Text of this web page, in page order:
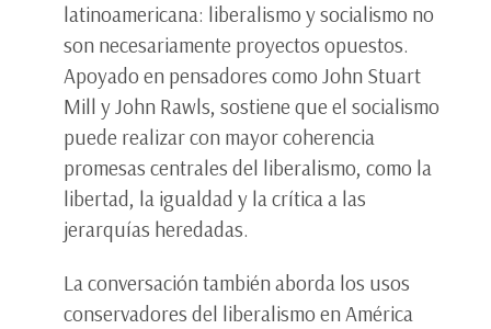
latinoamericana: liberalismo y socialismo no
son necesariamente proyectos opuestos.
Apoyado en pensadores como John Stuart
Mill y John Rawls, sostiene que el socialismo
puede realizar con mayor coherencia
promesas centrales del liberalismo, como la
libertad, la igualdad y la crítica a las
jerarquías heredadas.
La conversación también aborda los usos
conservadores del liberalismo en América